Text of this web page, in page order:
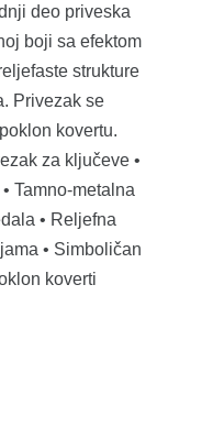
deo priveska
boji sa efektom
strukture
Privezak se
kovertu.
za ključeve •
Tamno-metalna
• Reljefna
• Simboličan
koverti